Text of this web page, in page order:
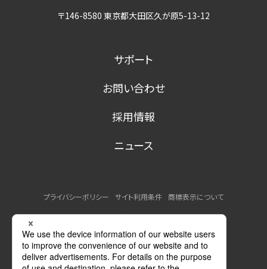
〒146-8580 東京都大田区久が原5-13-12
サポート
お問い合わせ
採用情報
ニュース
プライバシーポリシー サイト利用条件
商標表示について
MSDSの提供について